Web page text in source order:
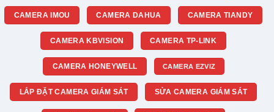
CAMERA IMOU CAMERA DAHUA CAMERA TIANDY
CAMERA KBVISION CAMERA TP-LINK
CAMERA HONEYWELL CAMERA EZVIZ
LẮP ĐẶT CAMERA GIÁM SÁT SỬA CAMERA GIÁM SÁT